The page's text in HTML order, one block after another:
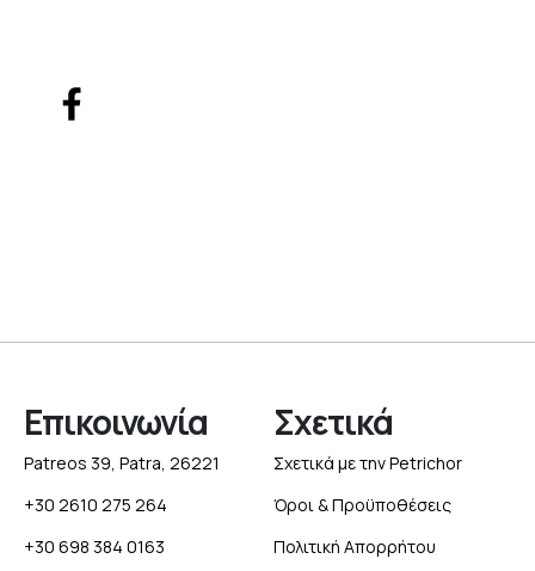
Επικοινωνία
Patreos 39, Patra, 26221
+30 2610 275 264
+30 698 384 0163
Σχετικά
Σχετικά με την Petrichor
Όροι & Προϋποθέσεις
Πολιτική Απορρήτου